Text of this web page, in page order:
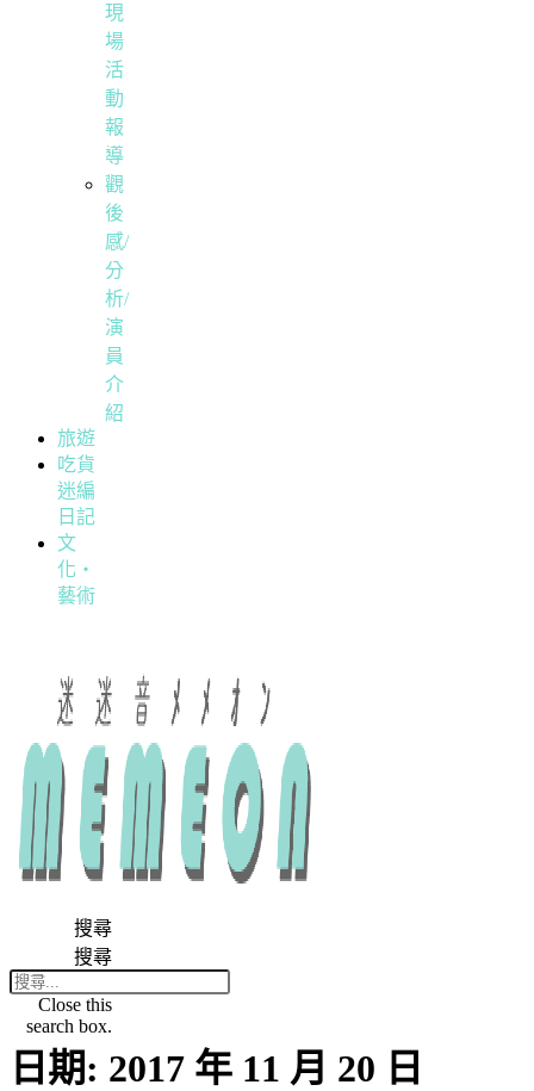
現
場
活
動
報
導
觀
後
感/
分
析/
演
員
介
紹
旅遊
吃貨
迷編
日記
文
化・
藝術
搜尋
搜尋
Close this
search box.
日期: 2017 年 11 月 20 日